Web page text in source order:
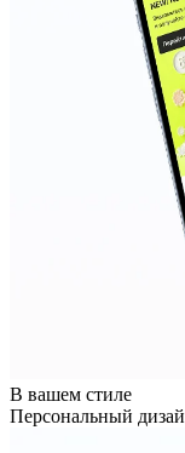
В вашем стиле
Персональный